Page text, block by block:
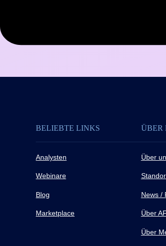
BELIEBTE LINKS
Analysten
Webinare
Blog
Marketplace
ÜBER
Über
News /
Über
Über